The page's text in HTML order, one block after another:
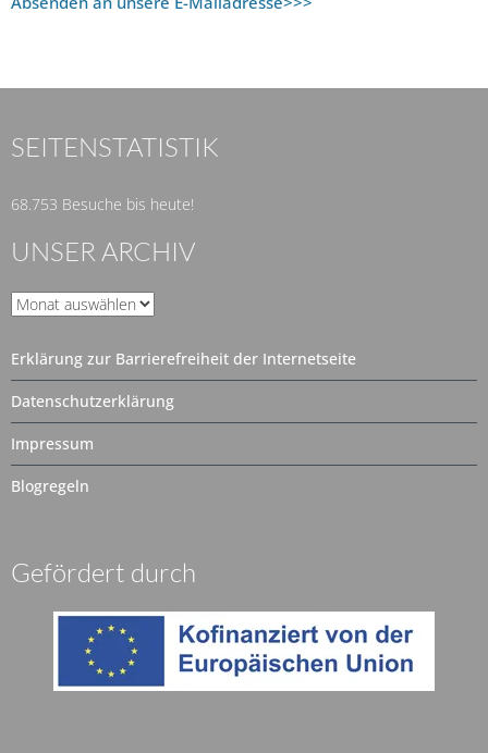
SEITENSTATISTIK
68.753 Besuche bis heute!
UNSER ARCHIV
Unser
Erklärung zur Barrierefreiheit der Internetseite
Datenschutzerklärung
Impressum
Blogregeln
Gefördert durch